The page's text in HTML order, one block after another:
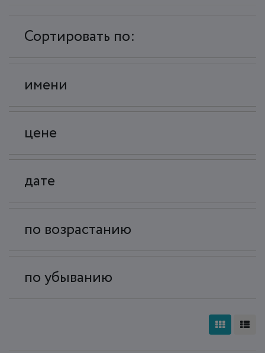
Сортировать по:
имени
цене
дате
по возрастанию
по убыванию